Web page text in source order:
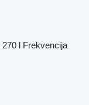
270 l Frekvencija